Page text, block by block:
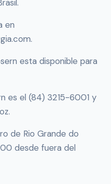
en
esta disponible para
es el (84) 3215-6001 y
de Rio Grande do
desde fuera del